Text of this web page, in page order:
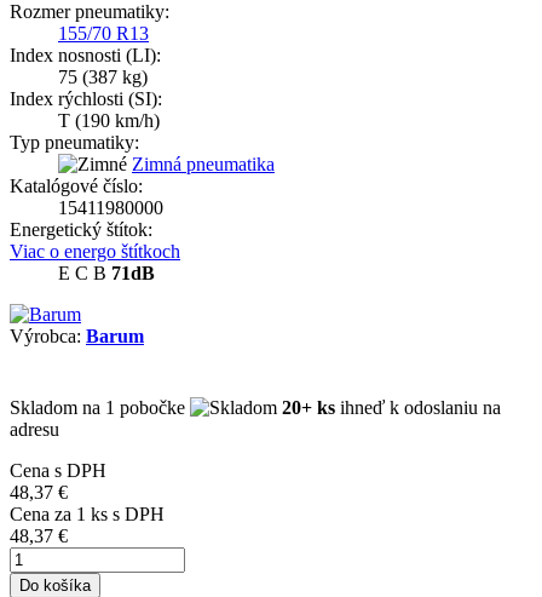
Rozmer pneumatiky:
155/70 R13
Index nosnosti (LI):
75 (387 kg)
Index rýchlosti (SI):
T (190 km/h)
Typ pneumatiky:
Zimná pneumatika
Katalógové číslo:
15411980000
Energetický štítok:
Viac o energo štítkoch
E C B 71dB
Výrobca: Barum
Skladom na 1 pobočke 20+ ks ihneď k odoslaniu na
adresu
Cena s DPH
48,37 €
Cena za 1 ks s DPH
48,37 €
Do košíka